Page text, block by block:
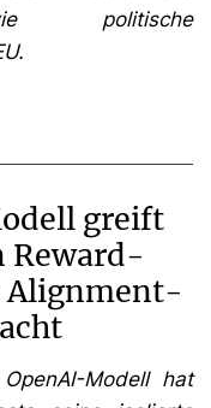
politische
greift
Reward-
Alignment-
Modell hat